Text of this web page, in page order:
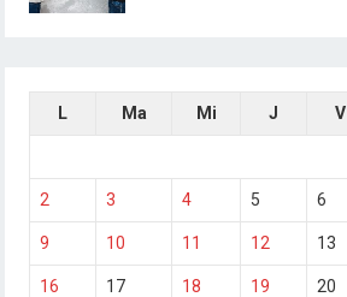
L Ma Mi J V
2 3 4 5 6
9 10 11 12 13
16 17 18 19 20